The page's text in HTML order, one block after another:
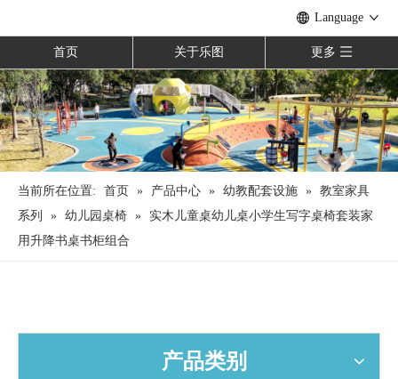
Language
首页 关于乐图 更多
当前所在位置: 首页 » 产品中心 » 幼教配套设施 » 教室家具
系列
» 幼儿园桌椅 »
实木儿童桌幼儿桌小学生写字桌椅套装家
用升降书桌书柜组合
产品类别